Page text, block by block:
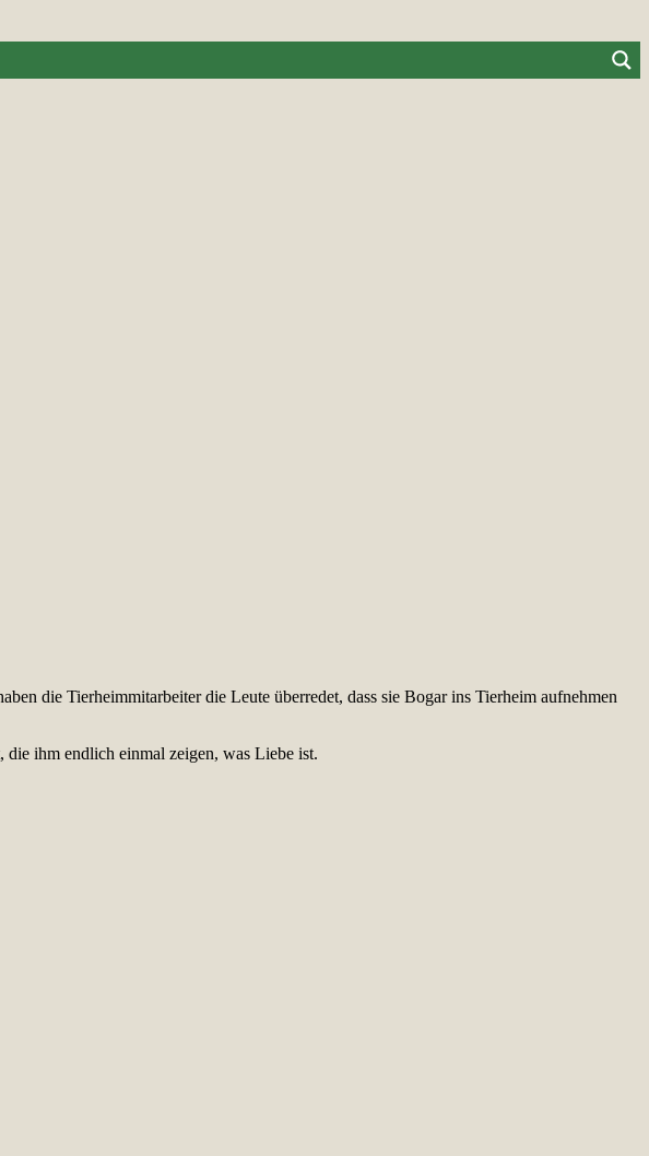
die Tierheimmitarbeiter die Leute überredet, dass sie Bogar ins Tierheim aufnehmen
ihm endlich einmal zeigen, was Liebe ist.